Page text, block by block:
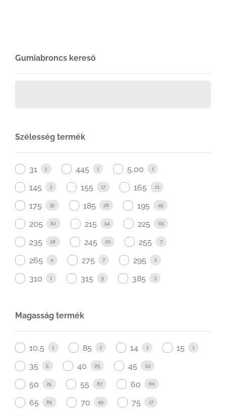
Gumiabroncs kereső
Szélesség termék
31 1 445 1 5,00 1
145 3 155 17 165 21
175 32 185 28 195 49
205 82 215 54 225 65
235 28 245 20 255 7
265 4 275 7 295 2
310 1 315 9 385 3
Magasság termék
10,5 1 85 2 14 1 15 1
35 5 40 29 45 53
50 25 55 87 60 60
65 85 70 49 75 17